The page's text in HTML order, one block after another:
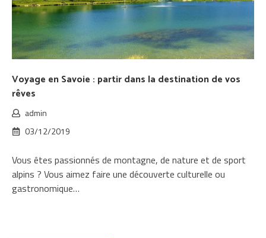
Voyage en Savoie : partir dans la destination de vos
rêves
admin
03/12/2019
Vous êtes passionnés de montagne, de nature et de sport
alpins ? Vous aimez faire une découverte culturelle ou
gastronomique…